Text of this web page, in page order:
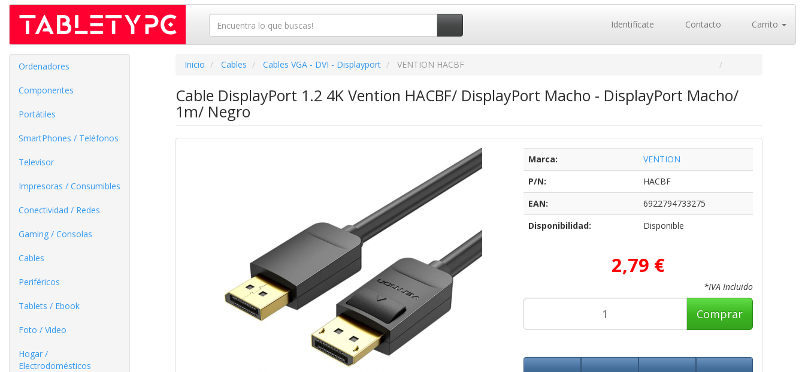
Identifícate Contacto Carrito
Ordenadores
Componentes
Portátiles
SmartPhones / Teléfonos
Televisor
Impresoras / Consumibles
Conectividad / Redes
Gaming / Consolas
Cables
Periféricos
Tablets / Ebook
Foto / Video
Hogar /
Electrodomésticos
Inicio Cables Cables VGA - DVI - Displayport VENTION HACBF
Cable DisplayPort 1.2 4K Vention HACBF/ DisplayPort Macho - DisplayPort Macho/
1m/ Negro
Marca:
VENTION
P/N:
HACBF
EAN:
6922794733275
Disponibilidad:
Disponible
2,79 €
*IVA Incluido
Comprar